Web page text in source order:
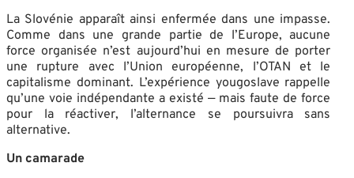
La Slovénie apparaît ainsi enfermée dans une impasse.
Comme dans une grande partie de l’Europe, aucune
force organisée n’est aujourd’hui en mesure de porter
une rupture avec l’Union européenne, l’OTAN et le
capitalisme dominant. L’expérience yougoslave rappelle
qu’une voie indépendante a existé — mais faute de force
pour la réactiver, l’alternance se poursuivra sans
alternative.
Un camarade